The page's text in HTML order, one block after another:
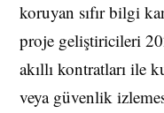
koruyan sıfır bilgi
proje geliştiricileri
akıllı kontratları ile
veya güvenlik